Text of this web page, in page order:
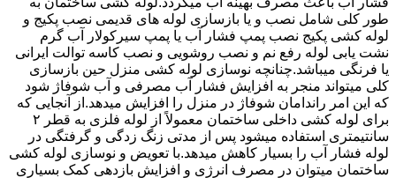
طور کلی شامل نصب و یا بازسازی لوله های قدیمی نصب پکیج و
لوله کشی پکیج نصب پمپ فشار آب یا پمپ سیرکولار آب گرم
نشت یابی لوله رفع نم و نصب روشویی و نصب کاسه توالت ایرانی
یا فرنگی میباشد.چنانچه نوسازی لوله کشی منزل حین بازسازی
کلی میتواند منجر به افزایش فشار آب مصرفی و آب شوفاژ شود
که این امر راندامان شوفاژ در منزل را افزایش میدهد.از آنجایی که
برای لوله کشی داخلی ساختمان معمولاً از لوله فلزی به قطر ۲
سانتیمتری استفاده میشود پس از مدتی زنگ زدگی و گرفتگی در
لوله فشار آب را بسیار کاهش میدهد.با تعویض و نوسازی لوله کشی
ساختمان میتوان در مصرف انرژی و افزایش بازدهی کمک بسیاری